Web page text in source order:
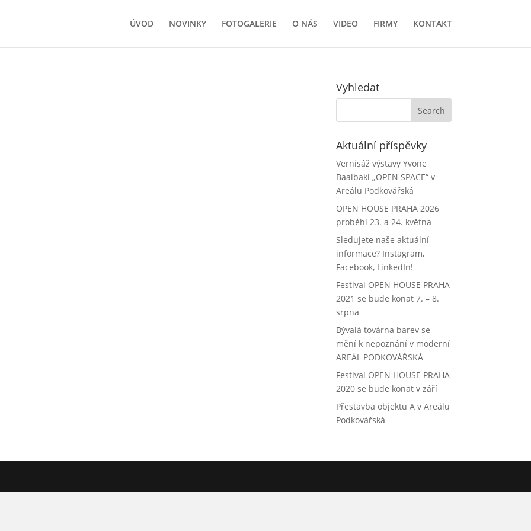
ÚVOD NOVINKY FOTOGALERIE O NÁS VIDEO FIRMY KONTAKT
Vyhledat
Aktuální příspěvky
Vernisáž výstavy Yvone
Baalbaki „OPEN SPACE“ v
Areálu Podkovářská
OPEN HOUSE PRAHA 2026
proběhl 23. a 24. května
Sledujete naše aktuální
informace? Instagram,
Facebook, LinkedIn!
Festival OPEN HOUSE PRAHA
2021 se bude konat 7. – 8.
srpna
Bývalá továrna barev se
mění k nepoznání v moderní
AREÁL PODKOVÁŘSKÁ
Festival OPEN HOUSE PRAHA
2020 se bude konat v září
Přestavba objektu A v Areálu
Podkovářská